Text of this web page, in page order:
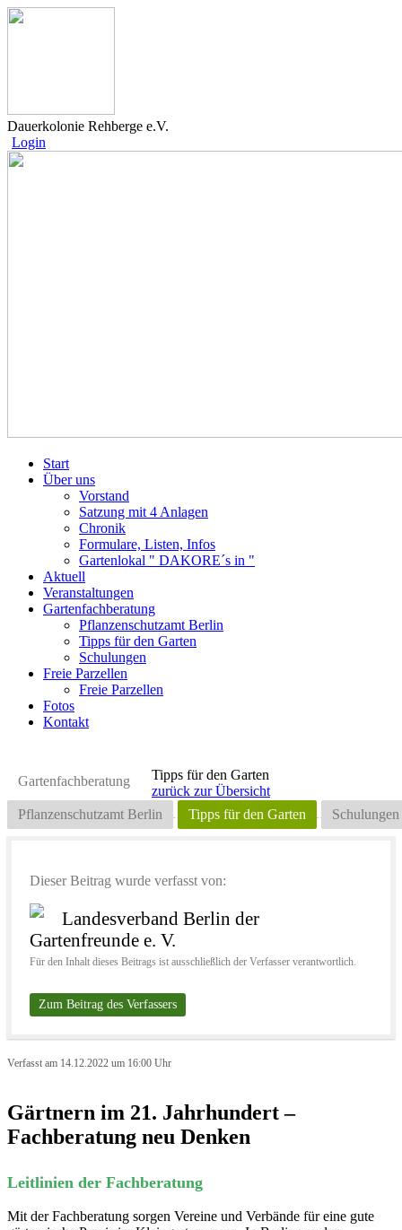
Dauerkolonie Rehberge e.V.
Login
Start
Über uns
Vorstand
Satzung mit 4 Anlagen
Chronik
Formulare, Listen, Infos
Gartenlokal " DAKORE´s in "
Aktuell
Veranstaltungen
Gartenfachberatung
Pflanzenschutzamt Berlin
Tipps für den Garten
Schulungen
Freie Parzellen
Freie Parzellen
Fotos
Kontakt
Gartenfachberatung
Pflanzenschutzamt Berlin Tipps für den Garten Schulungen
Tipps für den Garten
zurück zur Übersicht
Dieser Beitrag wurde verfasst von:
Landesverband Berlin der
Gartenfreunde e. V.
Für den Inhalt dieses Beitrags ist ausschließlich der Verfasser verantwortlich.
Zum Beitrag des Verfassers
Verfasst am 14.12.2022 um 16:00 Uhr
Gärtnern im 21. Jahrhundert –
Fachberatung neu Denken
Leitlinien der Fachberatung
Mit der Fachberatung sorgen Vereine und Verbände für eine gute